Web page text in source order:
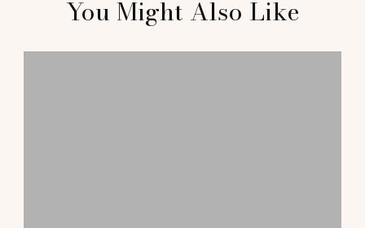
Navigation
You Might Also Like